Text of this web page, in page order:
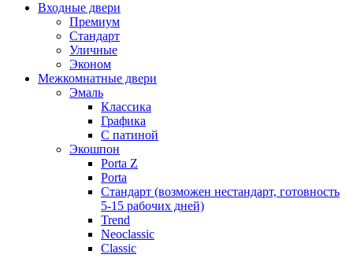
Входные двери
Премиум
Стандарт
Уличные
Эконом
Межкомнатные двери
Эмаль
Классика
Графика
С патиной
Экошпон
Porta Z
Porta
Стандарт (возможен нестандарт, готовность
5-15 рабочих дней)
Trend
Neoclassic
Classic